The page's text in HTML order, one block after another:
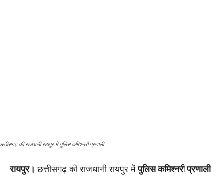
छत्तीसगढ़ की राजधानी रायपुर में पुलिस कमिश्नरी प्रणाली
रायपुर। छत्तीसगढ़ की राजधानी रायपुर मेंपुलिस कमिश्नरी प्रणाली